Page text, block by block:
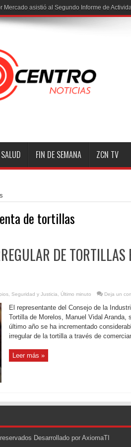
Mercado asistió al Segundo Informe de
SALUD FIN DE SEMANA ZCN TV
de tortillas
DE TORTILLAS
Seguridad y Justicia Último minuto Deja un
El representante del Consejo de la
Tortilla de Morelos, Manuel Vidal Aranda,
último año se ha incrementado
irregular de la tortilla a través de
Leer más »
Desarrollado por AxiomaTI